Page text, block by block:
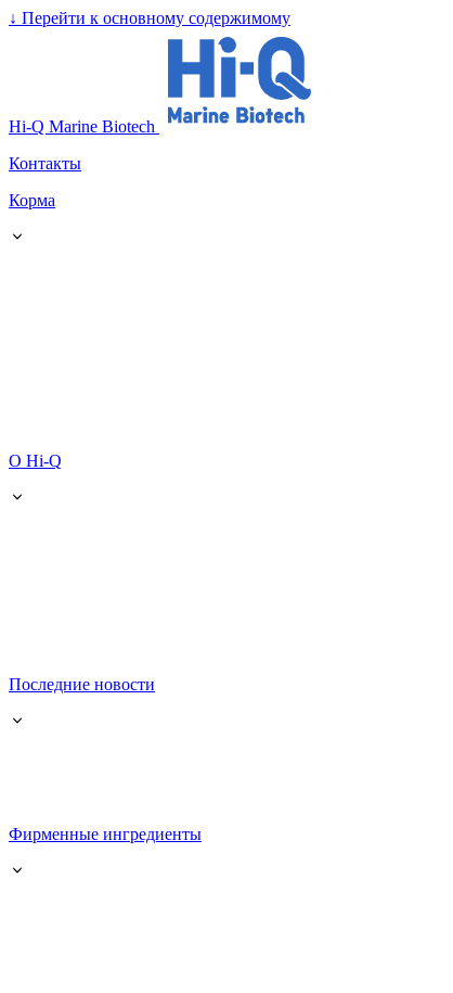
↓ Перейти к основному содержимому
Hi-Q Marine Biotech
Контакты
Корма
О Hi-Q
Последние новости
Фирменные ингредиенты